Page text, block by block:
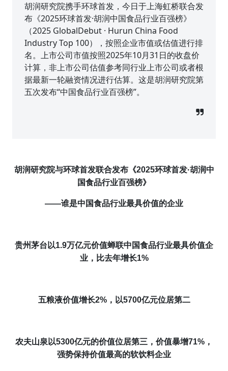
胡润研究院携手环球首发，今日于上海虹桥联合发
布《2025环球首发·胡润中国食品行业百强榜》
（2025 GlobalDebut · Hurun China Food
Industry Top 100），按照企业市值或估值进行排
名。上市公司市值按照2025年10月31日的收盘价
计算，非上市公司估值参考同行业上市公司或者根
据最新一轮融资情况进行估算。这是胡润研究院第
五次发布“中国食品行业百强榜”。
胡润研究院与环球首发联合发布《2025环球首发·胡润中
国食品行业百强榜》
——谁是中国食品行业最具价值的企业
贵州茅台以1.9万亿元价值蝉联中国食品行业最具价值企
业，比去年增长1%
五粮液价值增长2%，以5700亿元位居第二
农夫山泉以5300亿元的价值位居第三，价值暴增71%，
强势保持价值最高的软饮料企业